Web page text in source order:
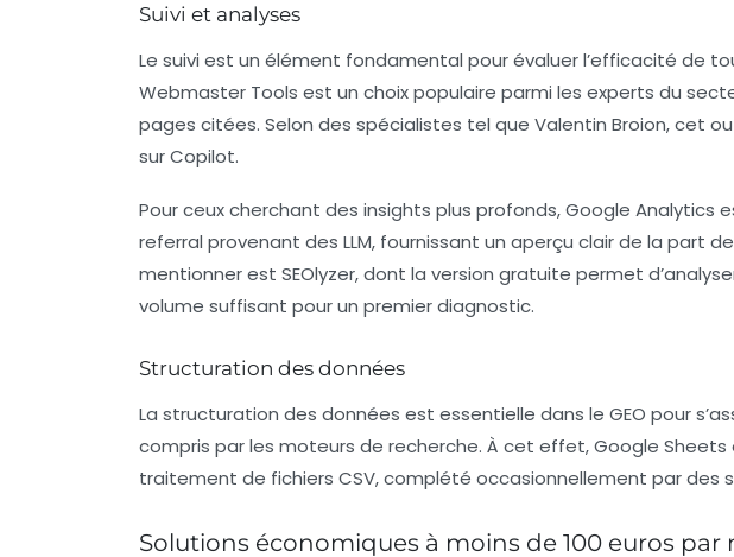
Suivi et analyses
Le suivi est un élément fondamental pour évaluer l’efficacité de
Webmaster Tools est un choix populaire parmi les experts du
pages citées. Selon des spécialistes tel que Valentin Broion, cet
surCopilot.
Pour ceux cherchant des insights plus profonds,Google Analytics
referral provenant des LLM, fournissant un aperçu clair de la part
mentionner est SEOlyzer, dont la version gratuite permet
volume suffisant pour un premier diagnostic.
Structuration des données
La structuration des données est essentielle dans le GEO pour
compris par les moteurs de recherche. À cet effet,Google Sheets
traitement de fichiers CSV, complété occasionnellement par des
Solutions économiques à moins de 100 euros par